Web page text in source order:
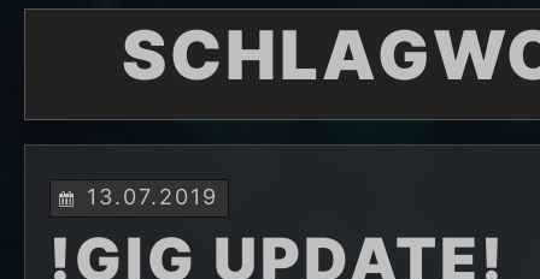
13.07.2019
!GIG UPDATE!